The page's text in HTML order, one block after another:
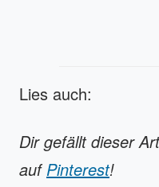
Lies auch:
Dir gefällt dieser
aufPinterest!